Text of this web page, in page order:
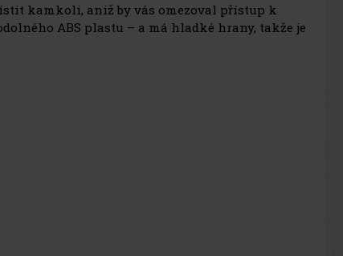
kamkoli, aniž by vás omezoval přístup k
ABS plastu – a má hladké hrany, takže je